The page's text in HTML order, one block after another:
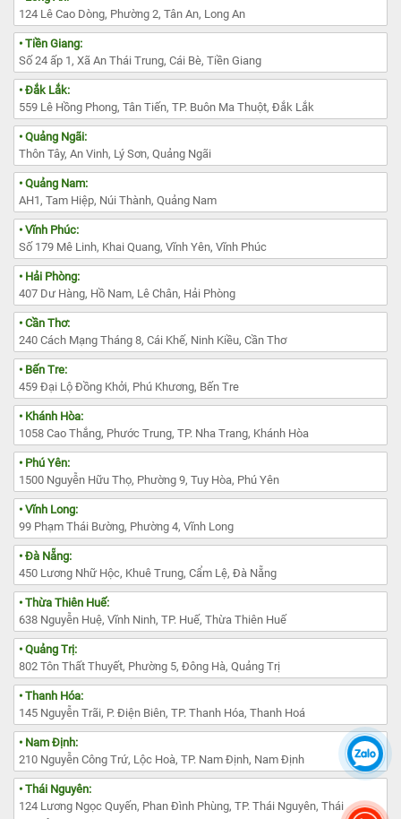
124 Lê Cao Dòng, Phường 2, Tân An, Long An
• Tiền Giang:
Số 24 ấp 1, Xã An Thái Trung, Cái Bè, Tiền Giang
• Đắk Lắk:
559 Lê Hồng Phong, Tân Tiến, TP. Buôn Ma Thuột, Đắk Lắk
• Quảng Ngãi:
Thôn Tây, An Vinh, Lý Sơn, Quảng Ngãi
• Quảng Nam:
AH1, Tam Hiệp, Núi Thành, Quảng Nam
• Vĩnh Phúc:
Số 179 Mê Linh, Khai Quang, Vĩnh Yên, Vĩnh Phúc
• Hải Phòng:
407 Dư Hàng, Hồ Nam, Lê Chân, Hải Phòng
• Cần Thơ:
240 Cách Mạng Tháng 8, Cái Khế, Ninh Kiều, Cần Thơ
• Bến Tre:
459 Đại Lộ Đồng Khởi, Phú Khương, Bến Tre
• Khánh Hòa:
1058 Cao Thắng, Phước Trung, TP. Nha Trang, Khánh Hòa
• Phú Yên:
1500 Nguyễn Hữu Thọ, Phường 9, Tuy Hòa, Phú Yên
• Vĩnh Long:
99 Phạm Thái Bường, Phường 4, Vĩnh Long
• Đà Nẵng:
450 Lương Nhữ Hộc, Khuê Trung, Cẩm Lệ, Đà Nẵng
• Thừa Thiên Huế:
638 Nguyễn Huệ, Vĩnh Ninh, TP. Huế, Thừa Thiên Huế
• Quảng Trị:
802 Tôn Thất Thuyết, Phường 5, Đông Hà, Quảng Trị
• Thanh Hóa:
145 Nguyễn Trãi, P. Điện Biên, TP. Thanh Hóa, Thanh Hoá
• Nam Định:
210 Nguyễn Công Trứ, Lộc Hoà, TP. Nam Định, Nam Định
• Thái Nguyên:
124 Lương Ngọc Quyến, Phan Đình Phùng, TP. Thái Nguyên, Thái